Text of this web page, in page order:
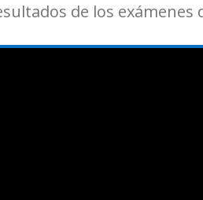
de los exámenes